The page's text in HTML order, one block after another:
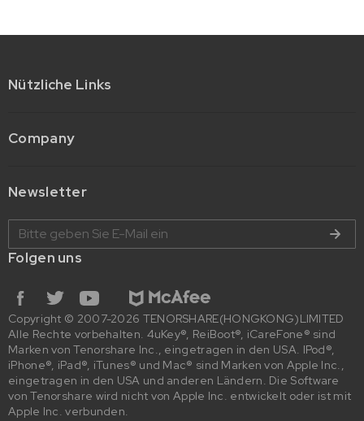
Nützliche Links
Company
Newsletter
Folgen uns
Copyright © 2007-2026 TENORSHARE(HONGKONG)LIMITED
Alle Rechte vorbehalten. 4uKey®, ReiBoot®, iCareFone® sind
Marken von Tenorshare Inc., eingetragen in den USA. IPod®,
iPhone®, iPad®, iTunes® und Mac® sind Marken von Apple Inc.,
eingetragen in den USA und anderen Ländern. Die Software
von Tenorshare wird nicht von Apple Inc. entwickelt oder ist mit
Apple Inc. verbunden.